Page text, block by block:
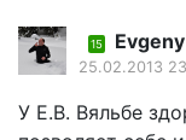
15
25.02.2013
У Е.В. Вяльбе